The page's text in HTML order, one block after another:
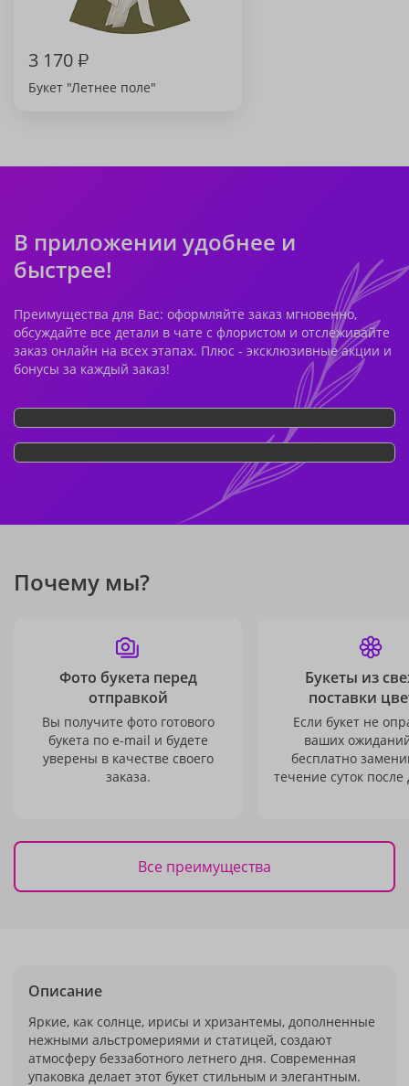
3 170₽
Букет "Летнее поле"
В приложении удобнее и
быстрее!
Преимущества для Вас: оформляйте заказ мгновенно,
обсуждайте все детали в чате с флористом и отслеживайте
заказ онлайн на всех этапах. Плюс - эксклюзивные акции и
бонусы за каждый заказ!
Почему мы?
Фото букета перед
отправкой
Вы получите фото готового
букета по e-mail и будете
уверены в качестве своего
заказа.
Букеты из
поставки
Если букет не
ваших
бесплатно
течение суток после
Все преимущества
Описание
Яркие, как солнце, ирисы и хризантемы, дополненные
нежными альстромериями и статицей, создают
атмосферу беззаботного летнего дня. Современная
упаковка делает этот букет стильным и элегантным.